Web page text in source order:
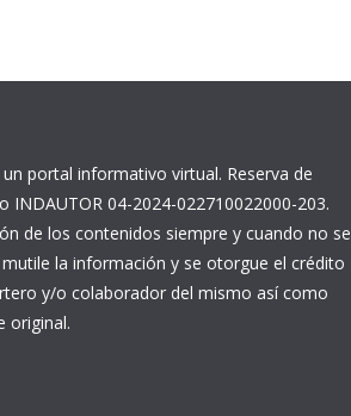
un portal informativo virtual. Reserva de
INDAUTOR 04-2024-022710022000-203.
de los contenidos siempre y cuando no se
la información y se otorgue el crédito
y/o colaborador del mismo así como
original.